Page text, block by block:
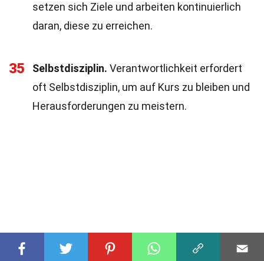
setzen sich Ziele und arbeiten kontinuierlich
daran, diese zu erreichen.
35 Selbstdisziplin. Verantwortlichkeit erfordert
oft Selbstdisziplin, um auf Kurs zu bleiben und
Herausforderungen zu meistern.